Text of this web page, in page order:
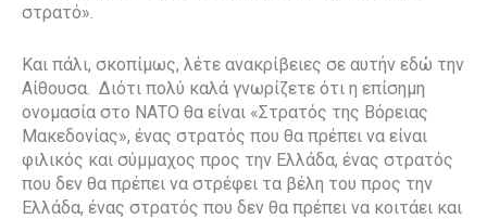
στρατό».
Και πάλι, σκοπίμως, λέτε ανακρίβειες σε αυτήν εδώ την
Αίθουσα. Διότι πολύ καλά γνωρίζετε ότι η επίσημη
ονομασία στο ΝΑΤΟ θα είναι «Στρατός της Βόρειας
Μακεδονίας», ένας στρατός που θα πρέπει να είναι
φιλικός και σύμμαχος προς την Ελλάδα, ένας στρατός
που δεν θα πρέπει να στρέφει τα βέλη του προς την
Ελλάδα, ένας στρατός που δεν θα πρέπει να κοιτάει και